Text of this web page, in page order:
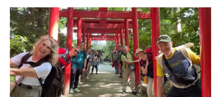
LeFushimi Inari-Taishaest un sanctuaire
shintoïste emblématique de Kyoto, renommé
pour ses milliers de torii rouges qui forment un
sentier sinueux à travers la montagne sacrée
d'Inari. En empruntant ce chemin, vous vous
trouverez enveloppé par l'intensité des couleurs